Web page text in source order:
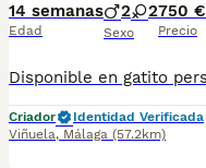
14 semanas
Edad
2 2
Sexo
750 €
Precio
Criador
Identidad Verificada
Viñuela, Málaga (57.2km)